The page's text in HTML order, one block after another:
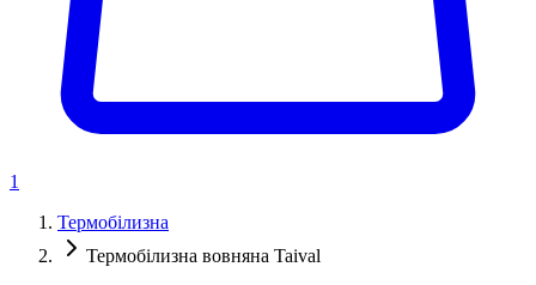
1
Термобілизна
Термобілизна вовняна Taival